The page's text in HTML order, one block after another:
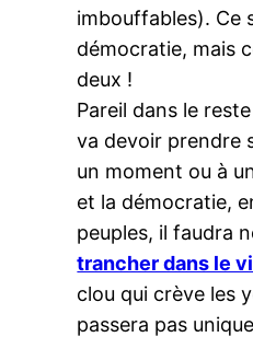
imbouffables). Ce
démocratie, mais
deux !
Pareil dans le
va devoir prendre
un moment ou à
et la démocratie,
peuples, il faudra
trancher dans le
clou qui crève les
passera pas